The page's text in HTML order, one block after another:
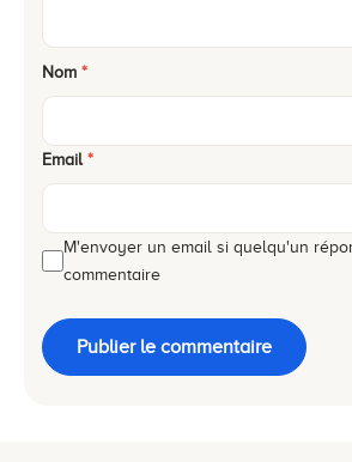
Nom *
Email *
M'envoyer un email si quelqu'un
commentaire
Publier le commentaire